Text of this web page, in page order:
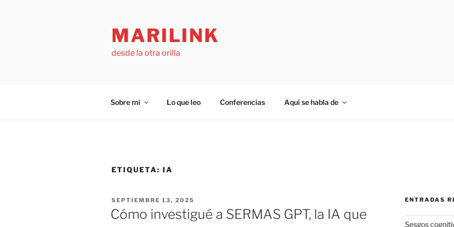
MARILINK
desde la otra orilla
Sobre mí Lo que leo Conferencias Aquí se habla de
ETIQUETA: IA
PUBLICADO
EL
SEPTIEMBRE 13, 2025
Cómo investigué a SERMAS GPT, la IA que
ENTRADAS
Sesgos